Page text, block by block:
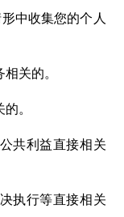
中收集您的个人
关的。
。
共利益直接相关
执行等直接相关